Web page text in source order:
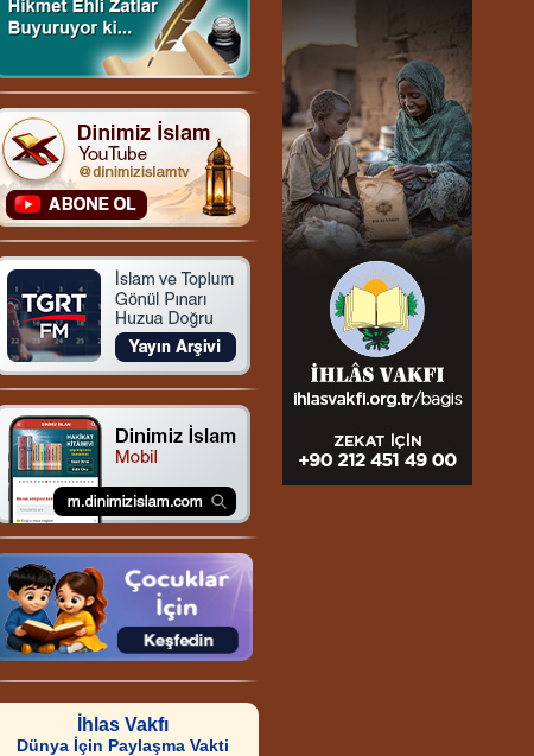
İhlas Vakfı
Dünya İçin Paylaşma Vakti